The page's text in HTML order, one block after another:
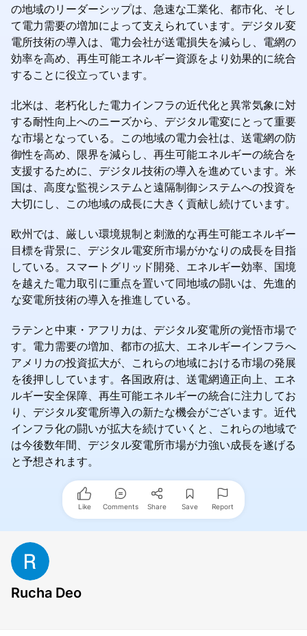
の地域のリーダーシップは、急速な工業化、都市化、そし
て電力需要の増加によって支えられています。デジタル変
電所技術の導入は、電力会社が送電損失を減らし、電網の
効率を高め、再生可能エネルギー資源をより効果的に統合
することに役立っています。
北米は、老朽化した電力インフラの近代化と異常気象に対
する耐性向上へのニーズから、デジタル電変にとって重要
な市場となっている。この地域の電力会社は、送電網の防
御性を高め、限界を減らし、再生可能エネルギーの統合を
支援するために、デジタル技術の導入を進めています。米
国は、高度な監視システムと遠隔制御システムへの投資を
大切にし、この地域の成長に大きく貢献し続けています。
欧州では、厳しい環境規制と刺激的な再生可能エネルギー
目標を背景に、デジタル電変所市場がかなりの成長を目指
している。スマートグリッド開発、エネルギー効率、国境
を越えた電力取引に重点を置いて同地域の闘いは、先進的
な変電所技術の導入を推進している。
ラテンと中東・アフリカは、デジタル変電所の覚悟市場で
す。電力需要の増加、都市の拡大、エネルギーインフラへ
アメリカの投資拡大が、これらの地域における市場の発展
を後押ししています。各国政府は、送電網適正向上、エネ
ルギー安全保障、再生可能エネルギーの統合に注力してお
り、デジタル変電所導入の新たな機会がございます。近代
インフラ化の闘いが拡大を続けていくと、これらの地域で
は今後数年間、デジタル変電所市場が力強い成長を遂げる
と予想されます。
Like Comments Share Save Report
Rucha Deo